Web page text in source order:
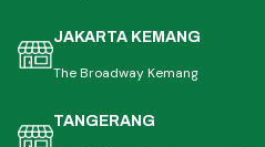
JAKARTA KEMANG
The Broadway Kemang
TANGERANG